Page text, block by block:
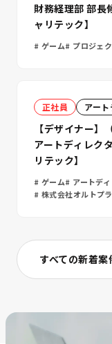
財務経理部 部長
ャリテック】
ゲーム プロジェ
正社員 アー
【デザイナー
アートディレク
リテック】
ゲーム アートデ
株式会社オルトプ
すべての新着案